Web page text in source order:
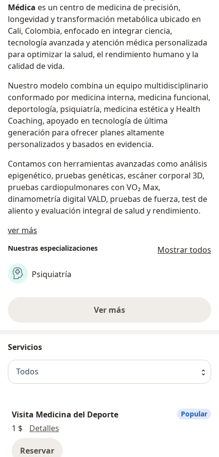
Médica es un centro de medicina de precisión,
longevidad y transformación metabólica ubicado en
Cali, Colombia, enfocado en integrar ciencia,
tecnología avanzada y atención médica personalizada
para optimizar la salud, el rendimiento humano y la
calidad de vida.
Nuestro modelo combina un equipo multidisciplinario
conformado por medicina interna, medicina funcional,
deportología, psiquiatría, medicina estética y Health
Coaching, apoyado en tecnología de última
generación para ofrecer planes altamente
personalizados y basados en evidencia.
Contamos con herramientas avanzadas como análisis
epigenético, pruebas genéticas, escáner corporal 3D,
pruebas cardiopulmonares con VO₂ Max,
dinamometría digital VALD, pruebas de fuerza, test de
aliento y evaluación integral de salud y rendimiento.
ver más
Nuestras especializaciones Mostrar todos
Psiquiatría
Ver más
Servicios
Todos
Visita Medicina del Deporte
1 $
Detalles
Reservar
Popular